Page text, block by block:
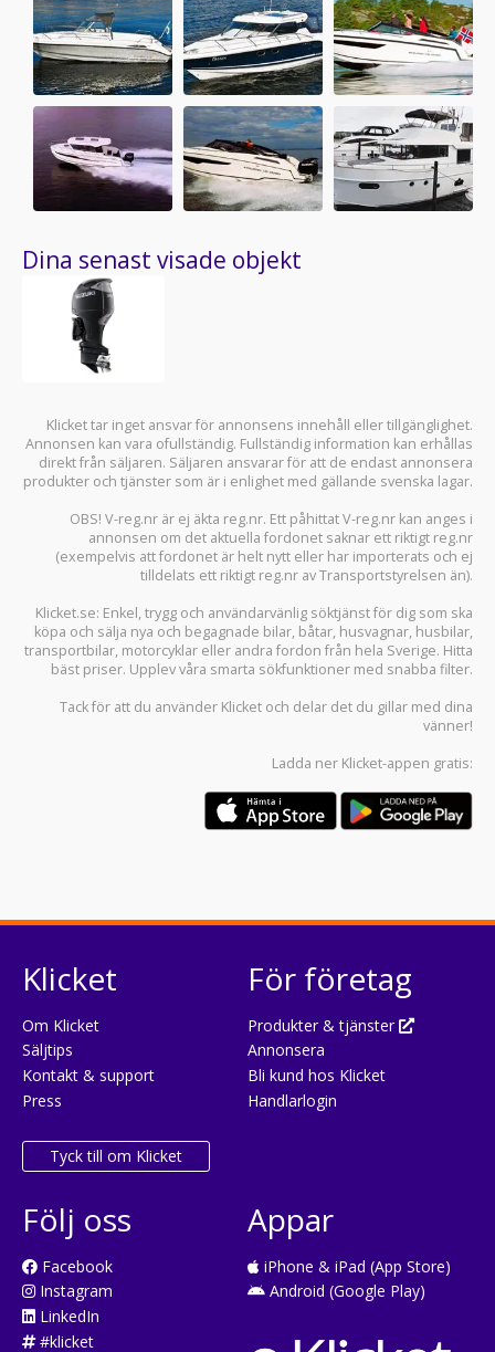
Dina senast visade objekt
Klicket tar inget ansvar för annonsens innehåll eller tillgänglighet.
Annonsen kan vara ofullständig. Fullständig information kan erhållas
direkt från säljaren. Säljaren ansvarar för att de endast annonsera
produkter och tjänster som är i enlighet med gällande svenska lagar.
OBS! V-reg.nr är ej äkta reg.nr. Ett påhittat V-reg.nr kan anges i
annonsen om det aktuella fordonet saknar ett riktigt reg.nr
(exempelvis att fordonet är helt nytt eller har importerats och ej
tilldelats ett riktigt reg.nr av Transportstyrelsen än).
Klicket.se: Enkel, trygg och användarvänlig söktjänst för dig som ska
köpa och sälja nya och begagnade bilar, båtar, husvagnar, husbilar,
transportbilar, motorcyklar eller andra fordon från hela Sverige. Hitta
bäst priser. Upplev våra smarta sökfunktioner med snabba filter.
Tack för att du använder Klicket och delar det du gillar med dina
vänner!
Ladda ner Klicket-appen gratis:
Klicket
Om Klicket
Säljtips
Kontakt & support
Press
Tyck till om Klicket
För företag
Produkter & tjänster
Annonsera
Bli kund hos Klicket
Handlarlogin
Följ oss
Facebook
Instagram
LinkedIn
#klicket
Appar
iPhone & iPad (App Store)
Android (Google Play)